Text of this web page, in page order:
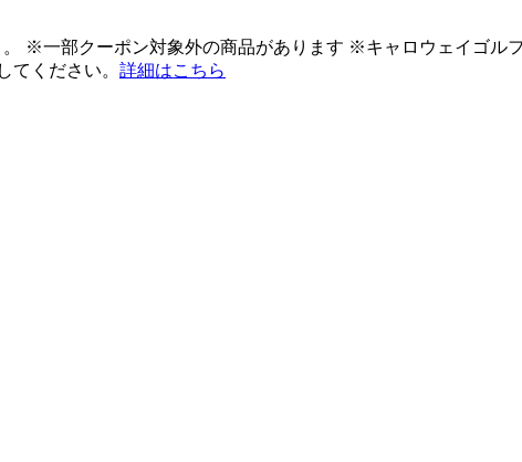
※一部クーポン対象外の商品があります ※キャロウェイゴル
てください。 詳細はこちら